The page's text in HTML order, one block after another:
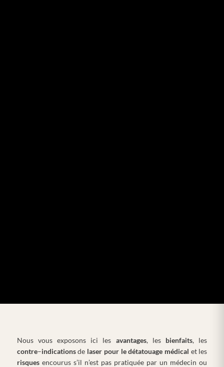
Nous vous exposons ici les avantages, les bienfaits, les
contre–indicationsde laser pour le détatouage médical et les
risquesencourus s’il n’est pas pratiquée par un médecin ou